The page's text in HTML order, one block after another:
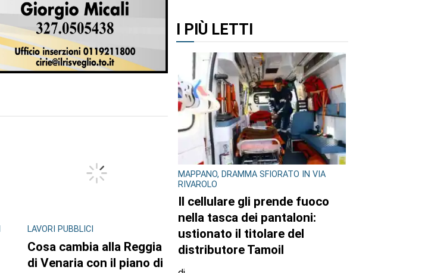
LAVORI PUBBLICI
Cosa cambia alla Reggia
di Venaria con il piano di
I PIÙ LETTI
MAPPANO, DRAMMA SFIORATO IN VIA
RIVAROLO
Il cellulare gli prende fuoco
nella tasca dei pantaloni:
ustionato il titolare del
distributore Tamoil